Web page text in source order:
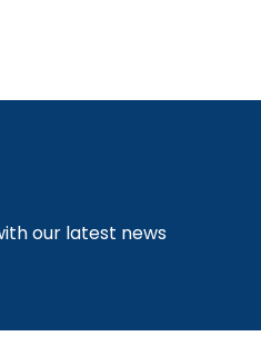
our latest news